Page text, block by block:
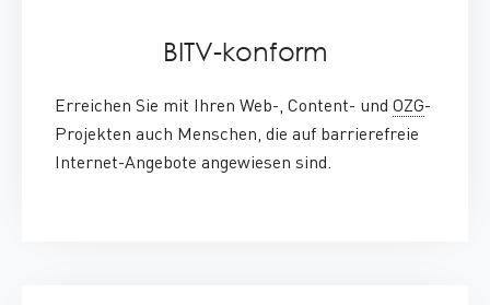
BITV-konform
:Erreichen Sie mit Ihren Web-, Content- und OZG-
Projekten auch Menschen, die auf barrierefreie
Internet-Angebote angewiesen sind.